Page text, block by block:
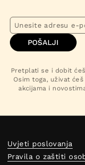
POŠALJI
Pretplati se i dobit
Osim toga, uživat
akcijama i
Uvjeti poslovanja
Pravila o zaštiti